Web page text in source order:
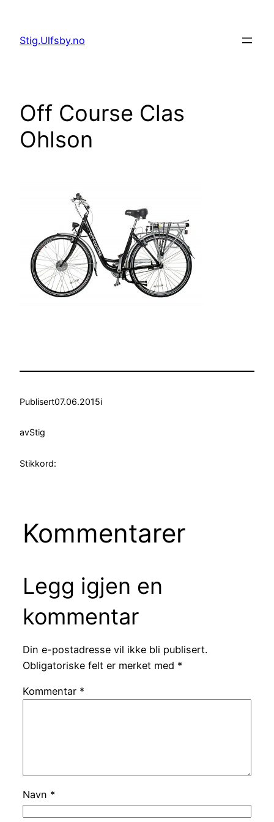
innhold
Stig.Ulfsby.no
Off Course Clas
Ohlson
Publisert07.06.2015i
avStig
Stikkord:
Kommentarer
Legg igjen en
kommentar
Din e-postadresse vil ikke bli publisert.
Obligatoriske felt er merket med *
Kommentar *
Navn *